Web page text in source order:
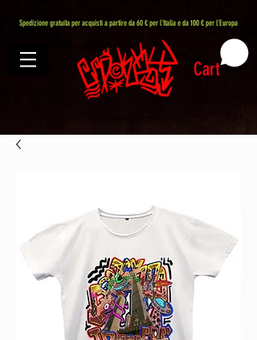
Spedizione gratuita per acquisti a partire da 60 € per l'Italia e da 100 € per l'Europa
Cart